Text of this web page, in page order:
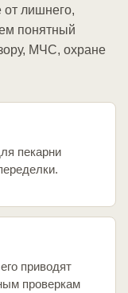
от лишнего,
понятный
МЧС, охране
пекарни
приводят
проверкам